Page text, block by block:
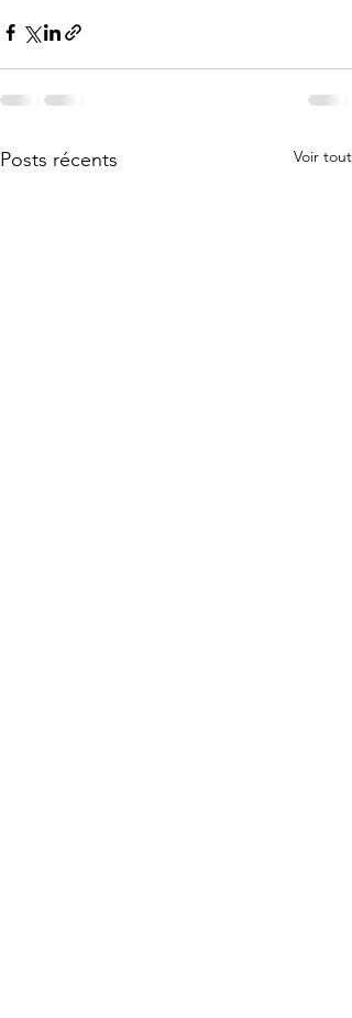
Posts récents Voir tout